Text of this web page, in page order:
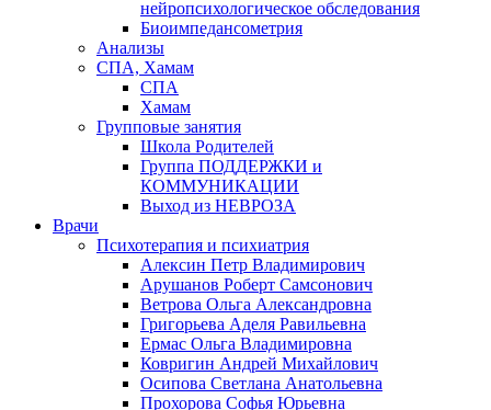
нейропсихологическое обследования
Биоимпедансометрия
Анализы
СПА, Хамам
СПА
Хамам
Групповые занятия
Школа Родителей
Группа ПОДДЕРЖКИ и
КОММУНИКАЦИИ
Выход из НЕВРОЗА
Врачи
Психотерапия и психиатрия
Алексин Петр Владимирович
Арушанов Роберт Самсонович
Ветрова Ольга Александровна
Григорьева Аделя Равильевна
Ермас Ольга Владимировна
Ковригин Андрей Михайлович
Осипова Светлана Анатольевна
Прохорова Софья Юрьевна